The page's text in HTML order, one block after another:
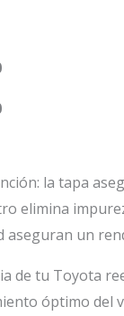
la tapa
elimina
aseguran un
de tu Toyota
óptimo del